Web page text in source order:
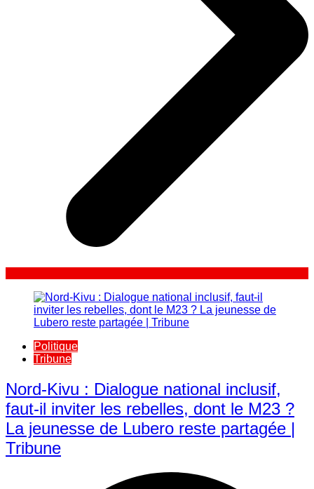
Politique
Tribune
Nord-Kivu : Dialogue national inclusif,
faut-il inviter les rebelles, dont le M23 ?
La jeunesse de Lubero reste partagée |
Tribune